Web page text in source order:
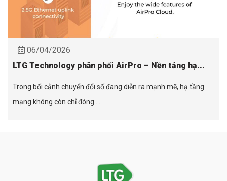
06/04/2026
LTG Technology phân phối AirPro – Nền tảng hạ...
Trong bối cảnh chuyển đổi số đang diễn ra mạnh mẽ, hạ tầng
mạng không còn chỉ đóng ...